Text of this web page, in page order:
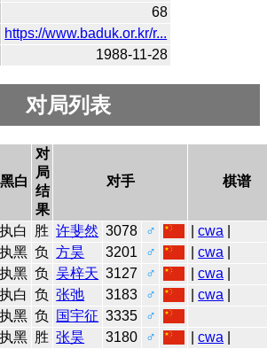
68
https://www.baduk.or.kr/r...
1988-11-28
对局列表
黑白
对
局
结
果
对手 棋谱
执白 胜 许斐然 3078 ♂ |cwa
执黑 负 方昊 3201 ♂ |cwa
执黑 负 吴梓天 3127 ♂ |cwa
执白 负 张弛 3183 ♂ |cwa
执黑 负 国宇征 3335
♂
执黑 胜 张昊 3180 ♂ |cwa